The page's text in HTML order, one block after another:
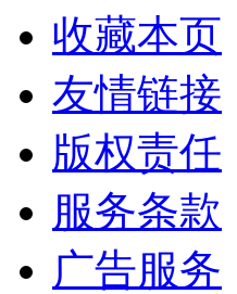
收藏本页
友情链接
版权责任
服务条款
广告服务